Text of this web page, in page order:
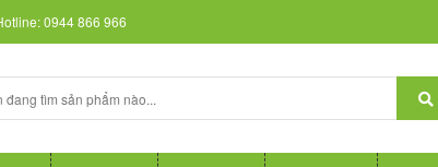
0944 866 966